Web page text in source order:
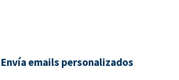
Envía emails personalizados